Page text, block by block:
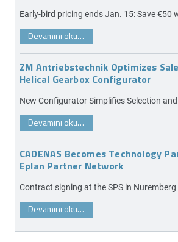
Early-bird pricing ends Jan. 15: Save €50
Devamını oku…
ZM Antriebstechnik Optimizes
Helical Gearbox Configurator
New Configurator Simplifies Selection
Devamını oku…
CADENAS Becomes Technology
Eplan Partner Network
Contract signing at the SPS in Nuremberg
Devamını oku…